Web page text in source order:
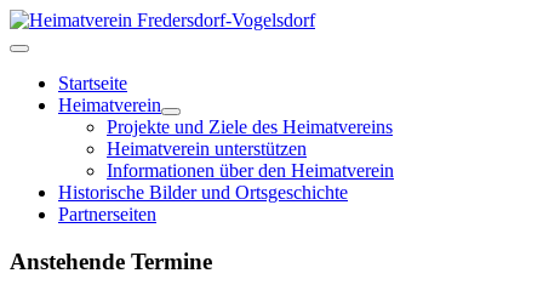
Startseite
Heimatverein
Projekte und Ziele des Heimatvereins
Heimatverein unterstützen
Informationen über den Heimatverein
Historische Bilder und Ortsgeschichte
Partnerseiten
Anstehende Termine